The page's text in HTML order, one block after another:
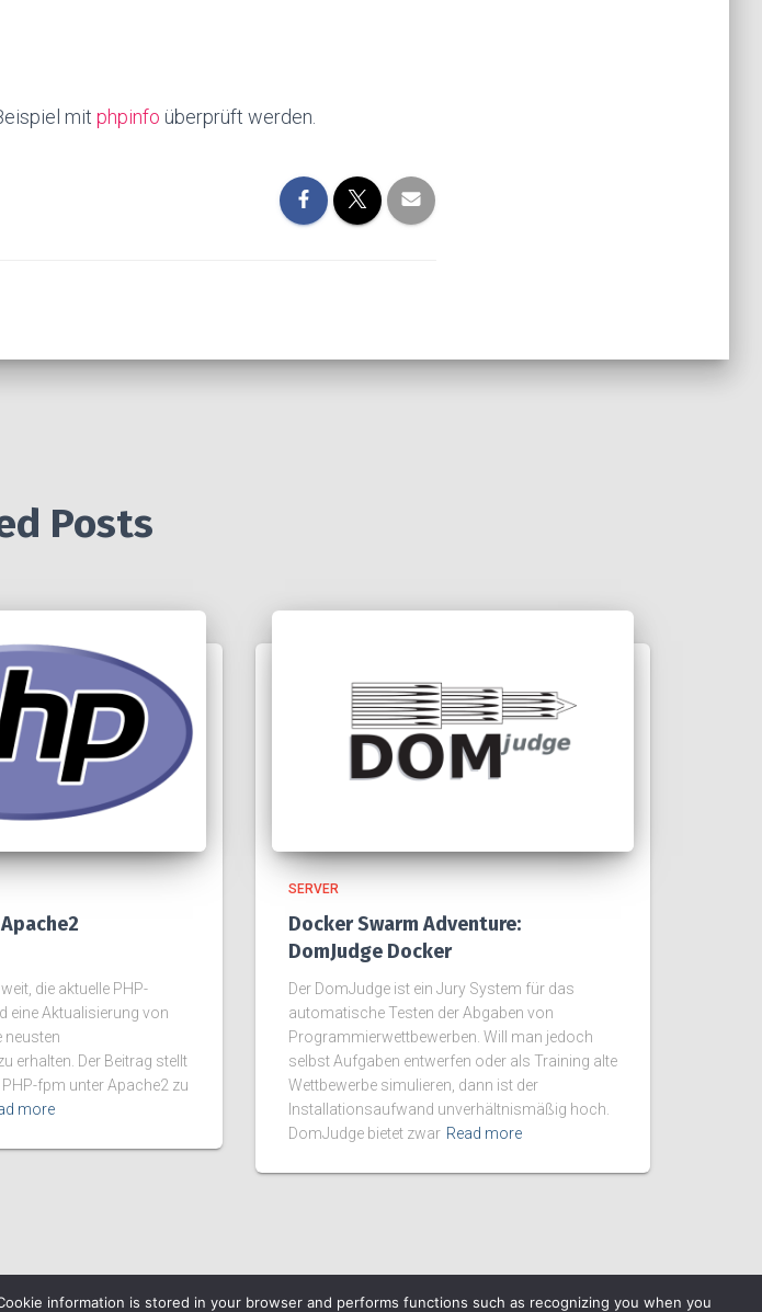
mit phpinfo überprüft werden.
Posts
die aktuelle PHP-
eine Aktualisierung von
neusten
erhalten. Der Beitrag stellt
fpm unter Apache2 zu
more
SERVER
Docker Swarm Adventure:
DomJudge Docker
Der DomJudge ist ein Jury System für das
automatische Testen der Abgaben von
Programmierwettbewerben. Will man jedoch
selbst Aufgaben entwerfen oder als Training alte
Wettbewerbe simulieren, dann ist der
Installationsaufwand unverhältnismäßig hoch.
DomJudge bietet zwar Read more
information is stored in your browser and performs functions such as recognizing you when you